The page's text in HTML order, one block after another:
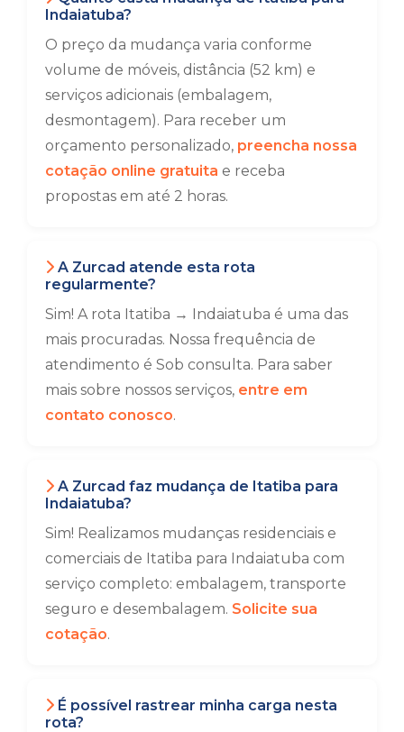
Indaiatuba?
O preço da mudança varia conforme
volume de móveis, distância (52 km) e
serviços adicionais (embalagem,
desmontagem). Para receber um
orçamento personalizado, preencha nossa
cotação online gratuita e receba
propostas em até 2 horas.
A Zurcad atende esta rota
regularmente?
Sim! A rota Itatiba → Indaiatuba é uma das
mais procuradas. Nossa frequência de
atendimento é Sob consulta. Para saber
mais sobre nossos serviços, entre em
contato conosco.
A Zurcad faz mudança de Itatiba para
Indaiatuba?
Sim! Realizamos mudanças residenciais e
comerciais de Itatiba para Indaiatuba com
serviço completo: embalagem, transporte
seguro e desembalagem. Solicite sua
cotação.
É possível rastrear minha carga nesta
rota?